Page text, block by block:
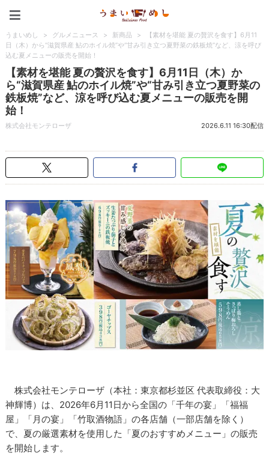
うまいめし > グルメニュース > 新商品 >
【素材を堪能 夏の贅沢を食す】6月11
日（木）から“滋賀県産 鮎のホイル焼”や“甘み引き立つ夏野菜の鉄板焼”など、涼を呼び
込む夏メニューの販売を開始！
【素材を堪能 夏の贅沢を食す】6月11日（木）か
ら“滋賀県産 鮎のホイル焼”や“甘み引き立つ夏野菜の
鉄板焼”など、涼を呼び込む夏メニューの販売を開
始！
株式会社モンテローザ 2026.6.11 16:30配信
株式会社モンテローザ（本社：東京都杉並区 代表取締役：大
神輝博）は、2026年6月11日から全国の「千年の宴」「福福
屋」「月の宴」「竹取酒物語」の各店舗（一部店舗を除く）
で、夏の厳選素材を使用した「夏のおすすめメニュー」の販売
を開始します。